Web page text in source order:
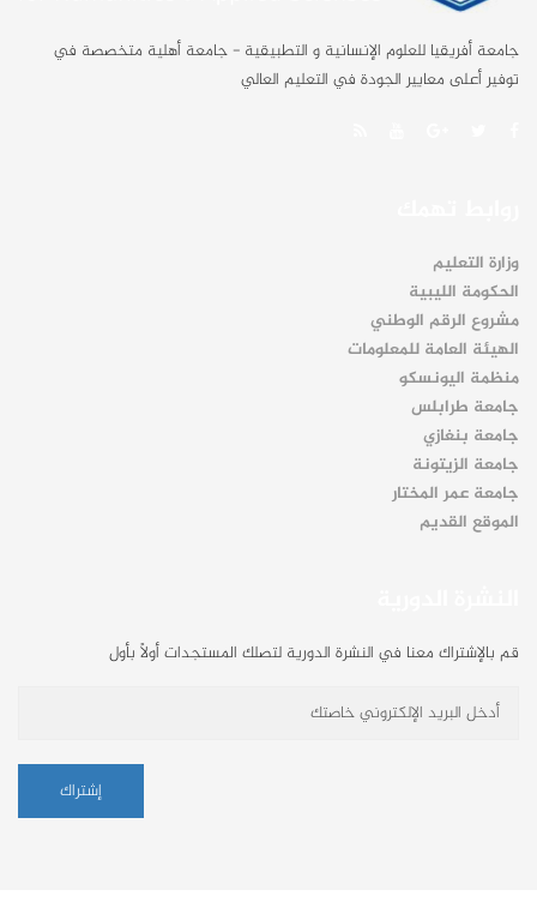
جامعة أفريقيا للعلوم الإنسانية و التطبيقية - جامعة أهلية متخصصة في
توفير أعلى معايير الجودة في التعليم العالي
وزارة التعليم
الحكومة الليبية
مشروع الرقم الوطني
الهيئة العامة للمعلومات
منظمة اليونسكو
جامعة طرابلس
جامعة بنغازي
جامعة الزيتونة
جامعة عمر المختار
الموقع القديم
قم بالإشتراك معنا في النشرة الدورية لتصلك المستجدات أولاً بأول